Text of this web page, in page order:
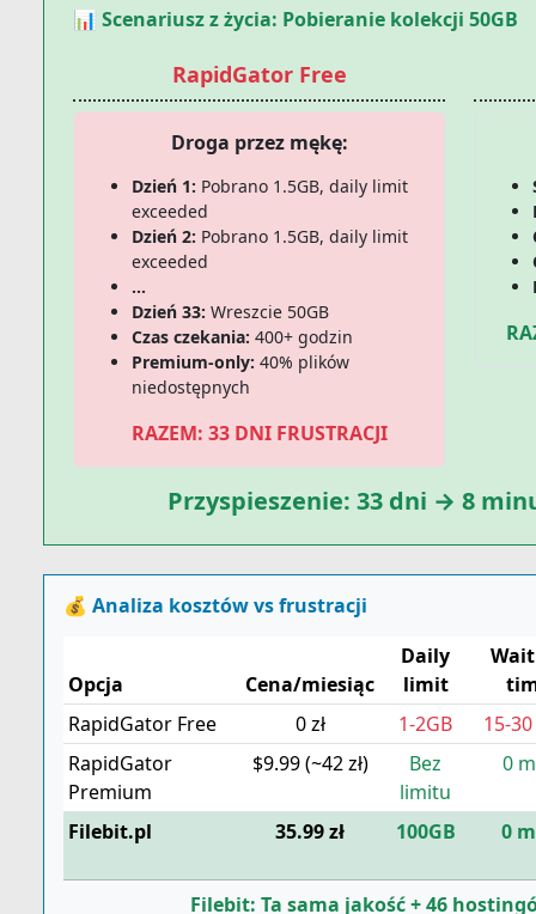
📊 Scenariusz z życia: Pobieranie kolekcji 50GB
RapidGator Free
Droga przez mękę:
Dzień 1: Pobrano 1.5GB, daily limit
exceeded
Dzień 2: Pobrano 1.5GB, daily limit
exceeded
...
Dzień 33: Wreszcie 50GB
Czas czekania: 400+ godzin
Premium-only: 40% plików
niedostępnych
RAZEM: 33 DNI FRUSTRACJI
Przyspieszenie: 33 dni → 8
💰 Analiza kosztów vs frustracji
Opcja Cena/miesiąc
Daily
limit
RapidGator Free
0 zł 1-2GB
15-
RapidGator
Premium
$9.99 (~42 zł)
Bez
limitu
0
Filebit.pl 35.99 zł 100GB 0
Filebit: Ta sama jakość + 46